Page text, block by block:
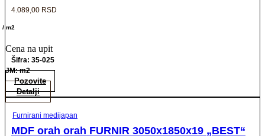
4.089,00 RSD
/ m2
Cena na upit
Šifra: 35-025
JM: m2
Pozovite
Detalji
Furnirani medijapan
MDF orah orah FURNIR 3050x1850x19 „BEST“